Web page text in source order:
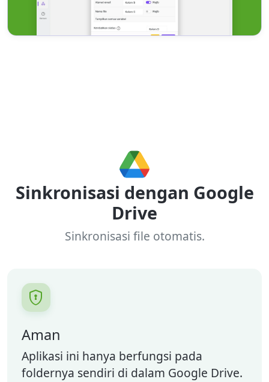
Sinkronisasi dengan Google
Drive
Sinkronisasi file otomatis.

Aman
Aplikasi ini hanya berfungsi pada
foldernya sendiri di dalam Google Drive.